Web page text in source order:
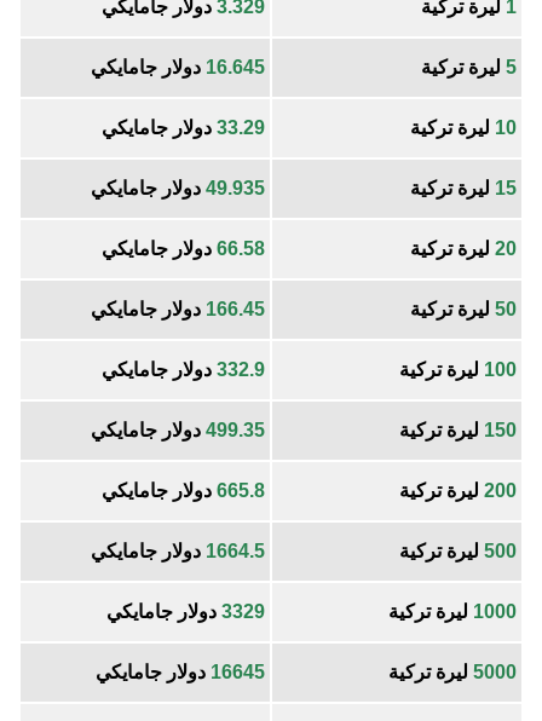
1 ليرة تركية 3.329 دولار جامايكي
5 ليرة تركية 16.645 دولار جامايكي
10 ليرة تركية 33.29 دولار جامايكي
15 ليرة تركية 49.935 دولار جامايكي
20 ليرة تركية 66.58 دولار جامايكي
50 ليرة تركية 166.45 دولار جامايكي
100 ليرة تركية 332.9 دولار جامايكي
150 ليرة تركية 499.35 دولار جامايكي
200 ليرة تركية 665.8 دولار جامايكي
500 ليرة تركية 1664.5 دولار جامايكي
1000 ليرة تركية 3329 دولار جامايكي
5000 ليرة تركية 16645 دولار جامايكي